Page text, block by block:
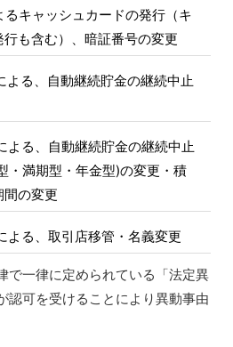
キャッシュカードの発行（キ
も含む）、暗証番号の変更
よる、自動継続貯金の継続中止
よる、自動継続貯金の継続中止
・満期型・年金型)の変更・積
間の変更
よる、取引店移管・名義変更
で一律に定められている「法定異
認可を受けることにより異動事由